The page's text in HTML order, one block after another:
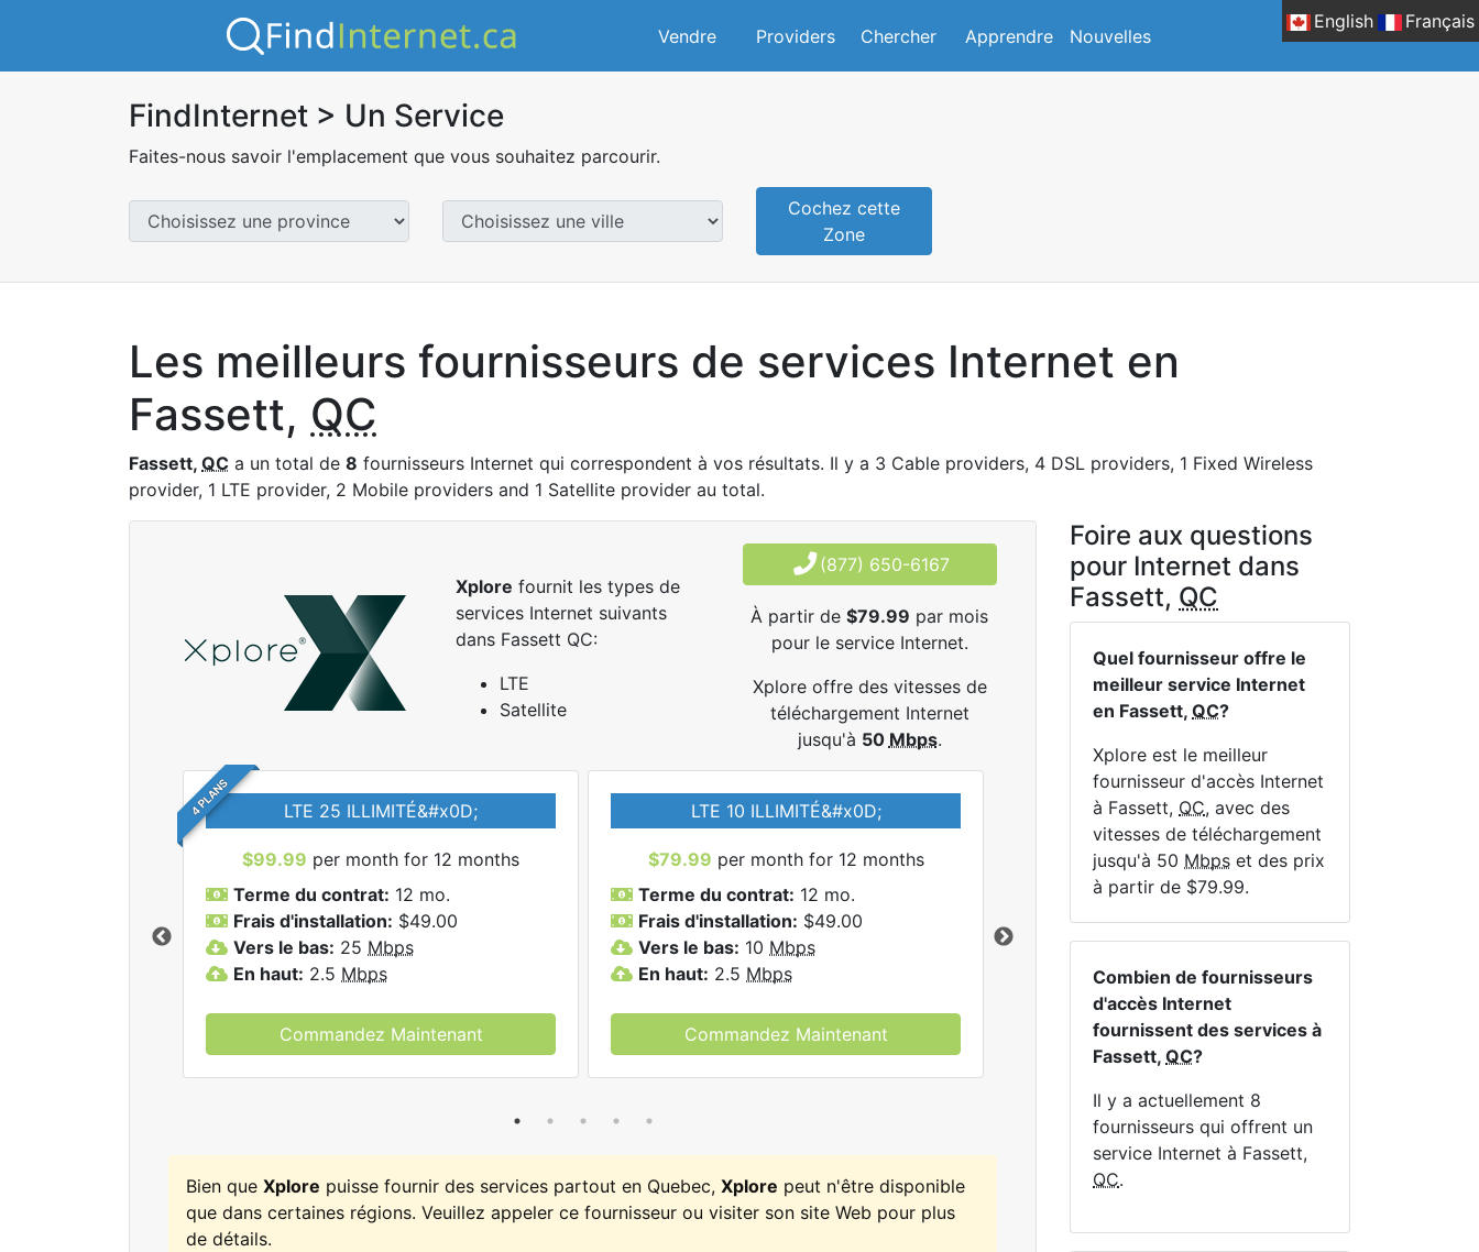
English Français
Vendre Providers Chercher Apprendre Nouvelles
FindInternet > Un Service
Faites-nous savoir l'emplacement que vous souhaitez parcourir.
Cochez cette
Zone
Les meilleurs fournisseurs de services Internet en
Fassett, QC
Fassett, QC a un total de 8 fournisseurs Internet qui correspondent à vos résultats. Il y a 3 Cable providers, 4 DSL providers, 1 Fixed Wireless
provider, 1 LTE provider, 2 Mobile providers and 1 Satellite provider au total.
Xplore fournit les types de
services Internet suivants
dans Fassett QC:
LTE
Satellite
(877) 650-6167
À partir de$79.99 par mois
pour le service Internet.
Xplore offre des vitesses de
téléchargement Internet
jusqu'à 50 Mbps.
4 PLANS LTE 25 ILLIMITÉ&#x0D;
$99.99 per month for 12 months
Terme du contrat: 12 mo.
Frais d'installation: $49.00
Vers le bas: 25 Mbps
En haut: 2.5 Mbps
Commandez Maintenant
LTE 10 ILLIMITÉ&#x0D;
$79.99 per month for 12 months
Terme du contrat: 12 mo.
Frais d'installation: $49.00
Vers le bas: 10 Mbps
En haut: 2.5 Mbps
Commandez Maintenant
Sat 25
$119.99per month for 12 months
Terme du contrat:12 mo.
Frais d'installation:$49.00
Limite de données:200GB
Vers le bas:25Mbps
En haut:1Mbps
Commandez Maintenant
Bien que Xplore puisse fournir des services partout en Quebec, Xplore peut n'être disponible
que dans certaines régions. Veuillez appeler ce fournisseur ou visiter son site Web pour plus
de détails.
Foire aux questions
pour Internet dans
Fassett, QC
Quel fournisseur offre le
meilleur service Internet
en Fassett, QC?
Xplore est le meilleur
fournisseur d'accès Internet
à Fassett, QC, avec des
vitesses de téléchargement
jusqu'à 50 Mbps et des prix
à partir de $79.99.
Combien de fournisseurs
d'accès Internet
fournissent des services à
Fassett, QC?
Il y a actuellement 8
fournisseurs qui offrent un
service Internet à Fassett,
QC.